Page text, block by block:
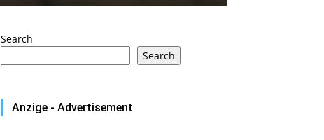
Search
Search
Anzige - Advertisement